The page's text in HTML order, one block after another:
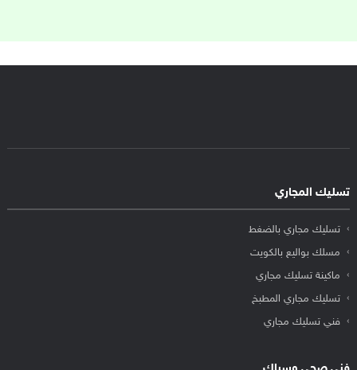
تسليك المجاري
تسليك مجاري بالضغط
مسلك بواليع بالكويت
ماكينة تسليك مجاري
تسليك مجاري المطبخ
فني تسليك مجاري